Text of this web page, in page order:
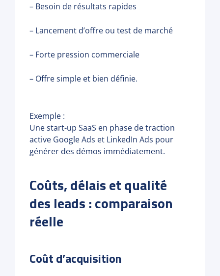
– Besoin de résultats rapides
– Lancement d’offre ou test de marché
– Forte pression commerciale
– Offre simple et bien définie.
Exemple :
Une start-up SaaS en phase de traction
active Google Ads et LinkedIn Ads pour
générer des démos immédiatement.
Coûts, délais et qualité
des leads : comparaison
réelle
Coût d’acquisition